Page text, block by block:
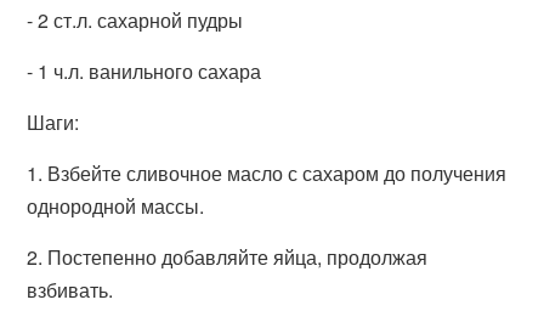
- 2 ст.л. сахарной пудры
- 1 ч.л. ванильного сахара
Шаги:
1. Взбейте сливочное масло с сахаром до получения
однородной массы.
2. Постепенно добавляйте яйца, продолжая
взбивать.